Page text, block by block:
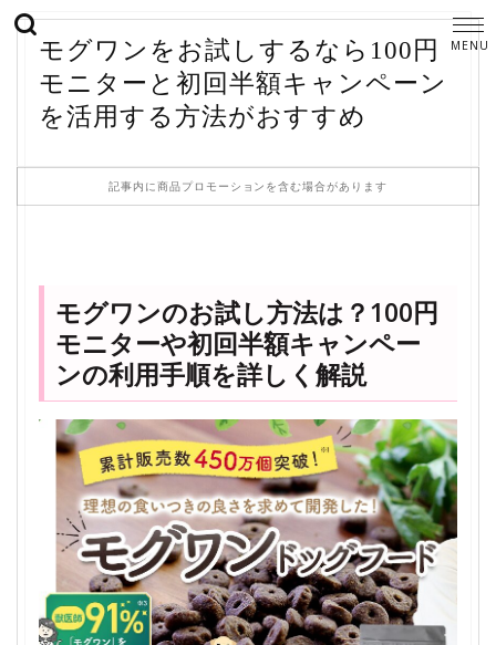
モグワンをお試しするなら100円
モニターと初回半額キャンペーン
を活用する方法がおすすめ
記事内に商品プロモーションを含む場合があります
モグワンのお試し方法は？100円
モニターや初回半額キャンペー
ンの利用手順を詳しく解説